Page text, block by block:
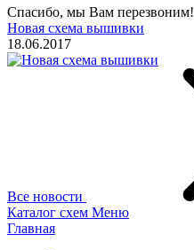
Спасибо, мы Вам перезвоним!
Новая схема вышивки
18.06.2017
Все новости
Каталог схем Меню
Главная